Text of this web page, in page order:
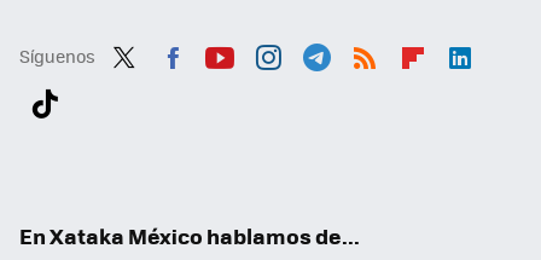
Síguenos
En Xataka México hablamos de...